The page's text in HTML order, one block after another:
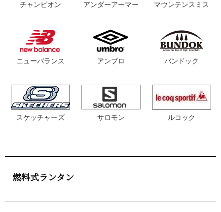
チャンピオン
ニューバランス
スケッチャーズ
アンダーアーマー
アンブロ
サロモン
マウンテンスミス
バンドック
ルコック
燃料式ランタン